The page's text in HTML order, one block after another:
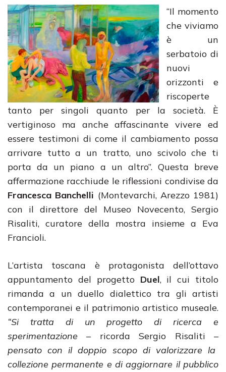
“Il momento
che viviamo
è un
serbatoio di
nuovi
orizzonti e
riscoperte
tanto per singoli quanto per la società. È
vertiginoso ma anche affascinante vivere ed
essere testimoni di come il cambiamento possa
arrivare tutto a un tratto, uno scivolo che ti
porta da un piano a un altro”. Questa breve
affermazione racchiude le riflessioni condivise da
Francesca Banchelli (Montevarchi, Arezzo 1981)
con il direttore del Museo Novecento, Sergio
Risaliti, curatore della mostra insieme a Eva
Francioli.
L’artista toscana è protagonista dell’ottavo
appuntamento del progetto Duel, il cui titolo
rimanda a un duello dialettico tra gli artisti
contemporanei e il patrimonio artistico museale.
“Si tratta di un progetto di ricerca e
sperimentazione– ricorda Sergio Risaliti –
pensato con il doppio scopo di valorizzare la
collezione permanente e di aggiornare il pubblico